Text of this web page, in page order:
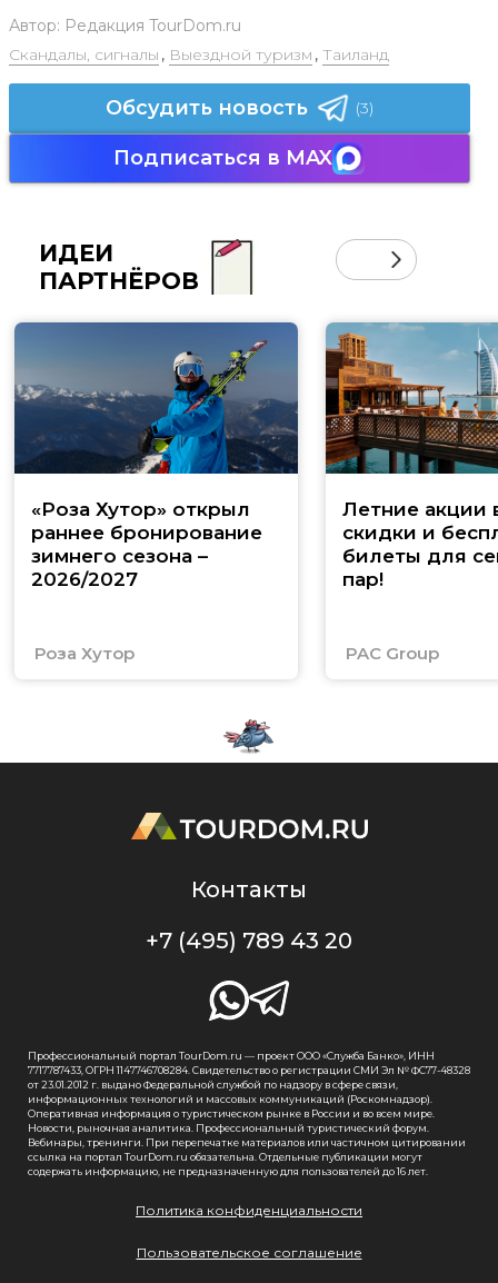
Автор: Редакция TourDom.ru
Скандалы, сигналы , Выездной туризм , Таиланд
Обсудить новость (3)
Подписаться в MAX
ИДЕИ
ПАРТНЁРОВ
«Роза Хутор» открыл
раннее бронирование
зимнего сезона –
2026/2027
Роза Хутор
Летние акции
скидки и
билеты для
пар!
PAC Group
Контакты
+7 (495) 789 43 20
Профессиональный портал TourDom.ru — проект ООО «Служба Банко», ИНН
7717787433, ОГРН 1147746708284. Свидетельство о регистрации СМИ Эл № ФС77-48328
от 23.01.2012 г. выдано Федеральной службой по надзору в сфере связи,
информационных технологий и массовых коммуникаций (Роскомнадзор).
Оперативная информация о туристическом рынке в России и во всем мире.
Новости, рыночная аналитика. Профессиональный туристический форум.
Вебинары, тренинги. При перепечатке материалов или частичном цитировании
ссылка на портал TourDom.ru обязательна. Отдельные публикации могут
содержать информацию, не предназначенную для пользователей до 16 лет.
Политика конфиденциальности
Пользовательское соглашение